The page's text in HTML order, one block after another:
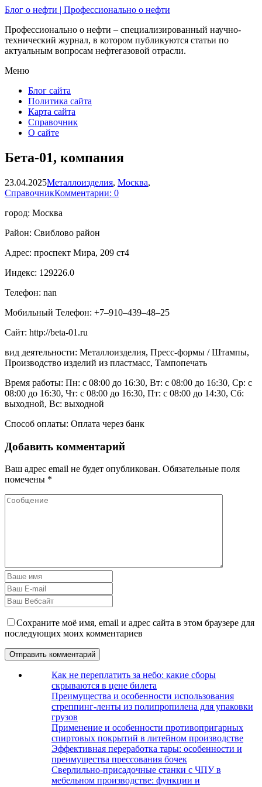
Блог о нефти | Профессионально о нефти
Профессионально о нефти – специализированный научно-
технический журнал, в котором публикуются статьи по
актуальным вопросам нефтегазовой отрасли.
Меню
Блог сайта
Политика сайта
Карта сайта
Справочник
О сайте
Бета-01, компания
23.04.2025Металлоизделия, Москва,
СправочникКомментарии: 0
город: Москва
Район: Свиблово район
Адрес: проспект Мира, 209 ст4
Индекс: 129226.0
Телефон: nan
Мобильный Телефон: +7‒910‒439‒48‒25
Сайт: http://beta-01.ru
вид деятельности: Металлоизделия, Пресс-формы / Штампы,
Производство изделий из пластмасс, Тампопечать
Время работы: Пн: с 08:00 до 16:30, Вт: с 08:00 до 16:30, Ср: с
08:00 до 16:30, Чт: с 08:00 до 16:30, Пт: с 08:00 до 14:30, Сб:
выходной, Вс: выходной
Способ оплаты: Оплата через банк
Добавить комментарий
Ваш адрес email не будет опубликован. Обязательные поля
помечены *
Сохраните моё имя, email и адрес сайта в этом браузере для
последующих моих комментариев
Как не переплатить за небо: какие сборы
скрываются в цене билета
Преимущества и особенности использования
стреппинг-ленты из полипропилена для упаковки
грузов
Применение и особенности противопригарных
спиртовых покрытий в литейном производстве
Эффективная переработка тары: особенности и
преимущества прессования бочек
Сверлильно-присадочные станки с ЧПУ в
мебельном производстве: функции и